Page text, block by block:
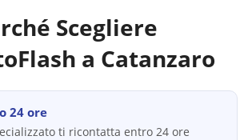
Scegliere
a Catanzaro
24 ore
ti ricontatta entro 24 ore